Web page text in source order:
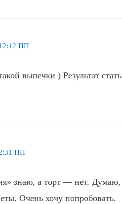
ПП
выпечки ) Результат
ПП
знаю, а торт — нет. Думаю,
Очень хочу попробовать.